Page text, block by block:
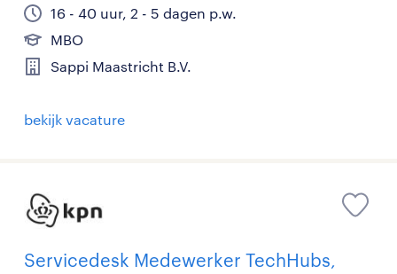
16 - 40 uur, 2 - 5 dagen p.w.
MBO
Sappi Maastricht B.V.
bekijk vacature
Servicedesk Medewerker TechHubs,